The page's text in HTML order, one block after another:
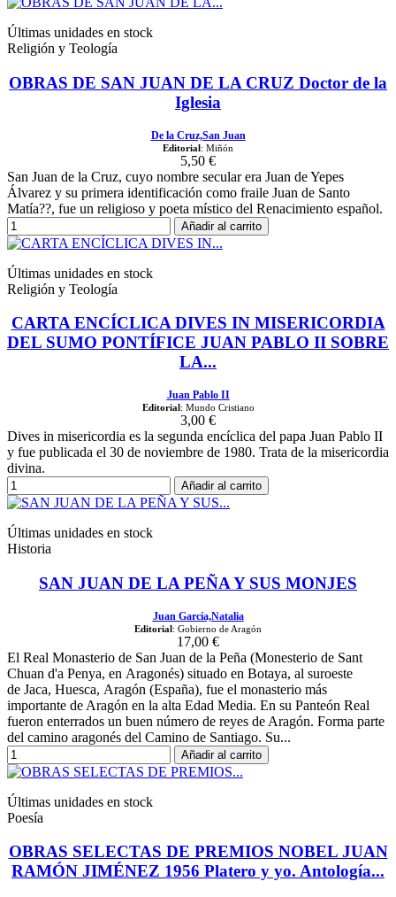
Últimas unidades en stock
Religión y Teología
OBRAS DE SAN JUAN DE LA CRUZ Doctor de la
Iglesia
De la Cruz,San Juan
Editorial: Miñón
5,50 €
San Juan de la Cruz, cuyo nombre secular era Juan de Yepes
Álvarez y su primera identificación como fraile Juan de Santo
Matía??, fue un religioso y poeta místico del Renacimiento español.
Añadir al carrito
Últimas unidades en stock
Religión y Teología
CARTA ENCÍCLICA DIVES IN MISERICORDIA
DEL SUMO PONTÍFICE JUAN PABLO II SOBRE
LA...
Juan Pablo II
Editorial: Mundo Cristiano
3,00 €
Dives in misericordia es la segunda encíclica del papa Juan Pablo II
y fue publicada el 30 de noviembre de 1980. Trata de la misericordia
divina.
Añadir al carrito
Últimas unidades en stock
Historia
SAN JUAN DE LA PEÑA Y SUS MONJES
Juan García,Natalia
Editorial: Gobierno de Aragón
17,00 €
El Real Monasterio de San Juan de la Peña (Monesterio de Sant
Chuan d'a Penya, en Aragonés) situado en Botaya, al suroeste
de Jaca, Huesca, Aragón (España), fue el monasterio más
importante de Aragón en la alta Edad Media. En su Panteón Real
fueron enterrados un buen número de reyes de Aragón. Forma parte
del camino aragonés del Camino de Santiago. Su...
Añadir al carrito
Últimas unidades en stock
Poesía
OBRAS SELECTAS DE PREMIOS NOBEL JUAN
RAMÓN JIMÉNEZ 1956 Platero y yo. Antología...